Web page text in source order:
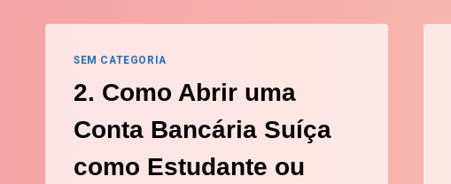
SEM CATEGORIA
2. Como Abrir uma
Conta Bancária Suíça
como Estudante ou